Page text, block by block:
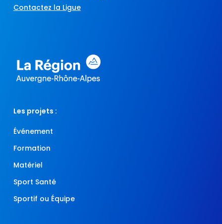
Contactez la Ligue
Les projets :
Événement
Formation
Matériel
Sport Santé
Sportif ou Équipe